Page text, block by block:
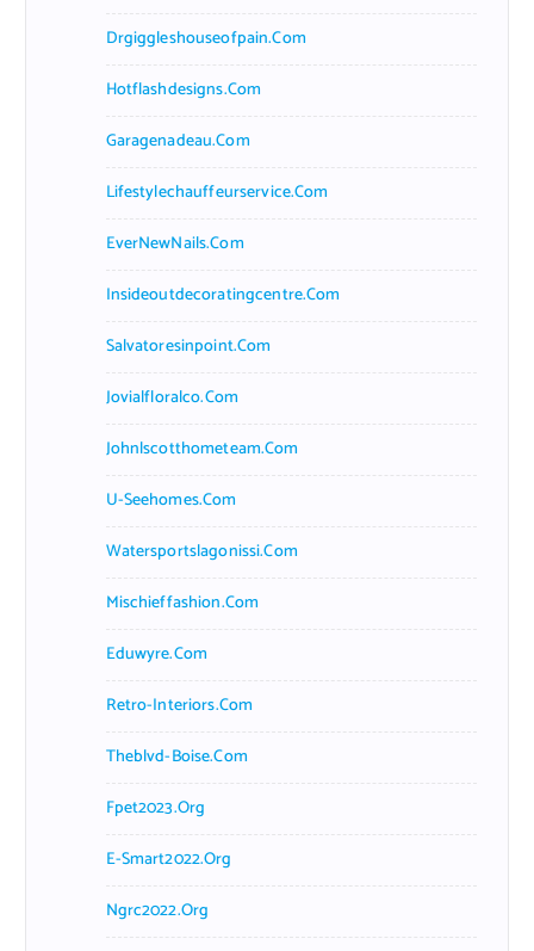
Drgiggleshouseofpain.com
Hotflashdesigns.com
Garagenadeau.com
Lifestylechauffeurservice.com
EverNewNails.com
Insideoutdecoratingcentre.com
Salvatoresinpoint.com
Jovialfloralco.com
Johnlscotthometeam.com
U-Seehomes.com
Watersportslagonissi.com
Mischieffashion.com
Eduwyre.com
Retro-Interiors.com
Theblvd-Boise.com
Fpet2023.org
E-Smart2022.org
Ngrc2022.org